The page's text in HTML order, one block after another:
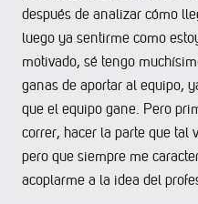
después de analizar cómo
luego ya sentirme como
motivado, sé tengo
ganas de aportar al equipo,
que el equipo gane. Pero
correr, hacer la parte que tal
pero que siempre me
acoplarme a la idea del